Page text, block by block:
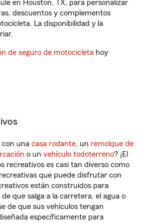
en Houston, TX, para personalizar
descuentos y complementos
La disponibilidad y la
de seguro de motocicleta hoy
con una casa rodante, un remolque de
o un vehículo todoterreno? ¡El
recreativos es casi tan diverso como
que puede disfrutar con
están construidos para
que salga a la carretera, el agua o
de que sus vehículos tengan
específicamente para